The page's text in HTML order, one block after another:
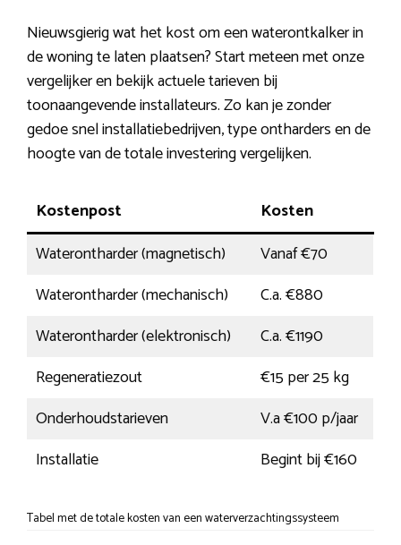
Nieuwsgierig wat het kost om een waterontkalker in
de woning te laten plaatsen? Start meteen met onze
vergelijker en bekijk actuele tarieven bij
toonaangevende installateurs. Zo kan je zonder
gedoe snel installatiebedrijven, type ontharders en de
hoogte van de totale investering vergelijken.
Kostenpost
Kosten
Waterontharder (magnetisch)
Vanaf €70
Waterontharder (mechanisch)
C.a. €880
Waterontharder (elektronisch)
C.a. €1190
Regeneratiezout
€15 per 25 kg
Onderhoudstarieven
V.a €100 p/jaar
Installatie
Begint bij €160
Tabel met de totale kosten van een waterverzachtingssysteem